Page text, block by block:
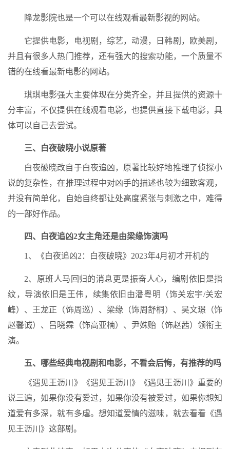
降龙影院也是一个可以在线观看最新影视的网站。
它提供电影，电视剧，综艺，动漫，日韩剧，欧美剧，
并且有很多人热门推荐，还有强大的搜索功能，一个质量不
错的在线看最新电影的网站。
琪琪电影强大主要体现在分类齐全，并且提供的资源十
分丰富，不仅提供在线观看电影，也提供直接下载电影，具
体可以自己去尝试。
三、白夜破晓小说原著
白夜破晓改自于白夜追凶，原著比较好地推理了侦探小
说的复杂性，在推理过程中对凶手的描述也较为细致客观，
并没有简单化，自始自终都让处高度紧张与刺激之中，难得
的一部好作品。
四、白夜追凶2女主角还是由梁缘饰演吗
1、《白夜追凶2：白夜破晓》2023年4月初才开机的
2、原班人马回归的消息更是振奋人心，编剧依旧是指
纹，导演依旧是王伟，续集依旧由潘粤明（饰关宏宇/关宏
峰）、王龙正（饰周巡）、梁缘（饰周舒桐）、吴文璟（饰
赵馨诚）、吕晓霖（饰高亚楠）、尹姝贻（饰赵茜）领衔主
演。
五、哪些经典电视剧和电影，不看会后悔，有推荐的吗
《遇见王沥川》《遇见王沥川》《遇见王沥川》重要的
说三遍，如果你没有爱过，如果你没有被爱过，如果你想知
道爱有多深，就有多虐。想知道爱情的滋味，就去看看《遇
见王沥川》这部剧。